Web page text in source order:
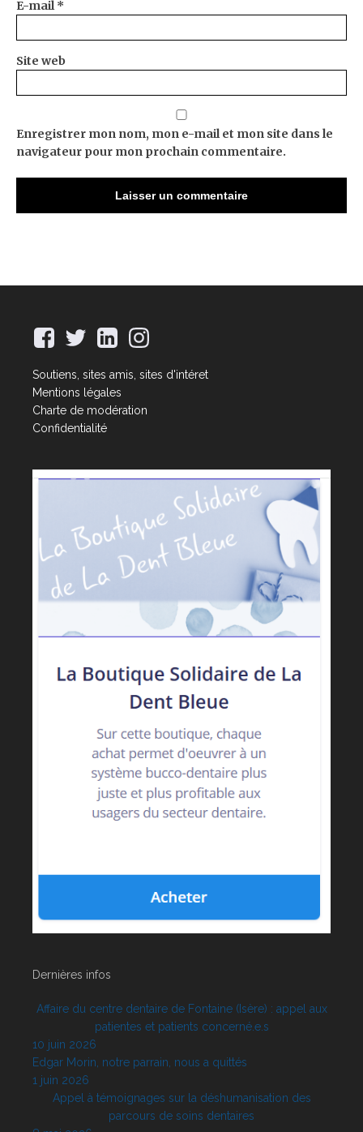
E-mail*
Site web
Enregistrer mon nom, mon e-mail et mon site dans le
navigateur pour mon prochain commentaire.
Soutiens, sites amis, sites d'intéret
Mentions légales
Charte de modération
Confidentialité
Dernières infos
Affaire du centre dentaire de Fontaine (Isère) : appel aux
patientes et patients concerné.e.s
10 juin 2026
Edgar Morin, notre parrain, nous a quittés
1 juin 2026
Appel à témoignages sur la déshumanisation des
parcours de soins dentaires